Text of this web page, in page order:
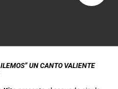
UN CANTO VALIENTE